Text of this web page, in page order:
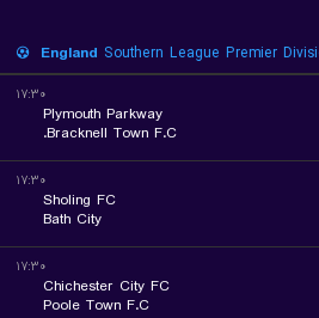
England Southern League Premier
۱۷:۳۰
Plymouth Parkway
Bracknell Town F.C.
۱۷:۳۰
Sholing FC
Bath City
۱۷:۳۰
Chichester City FC
Poole Town F.C